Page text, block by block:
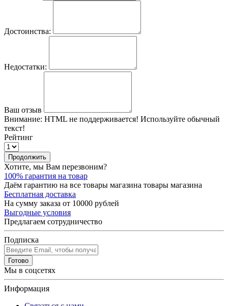
Достоинства:
Недостатки:
Ваш отзыв
Внимание: HTML не поддерживается! Используйте обычный
текст!
Рейтинг
Продолжить
Хотите, мы Вам перезвоним?
100% гарантия на товар
Даём гарантию на все товары магазина товары магазина
Бесплатная доставка
На сумму заказа от 10000 рублей
Выгодные условия
Предлагаем сотрудничество
Подписка
Готово
Мы в соцсетях
Информация